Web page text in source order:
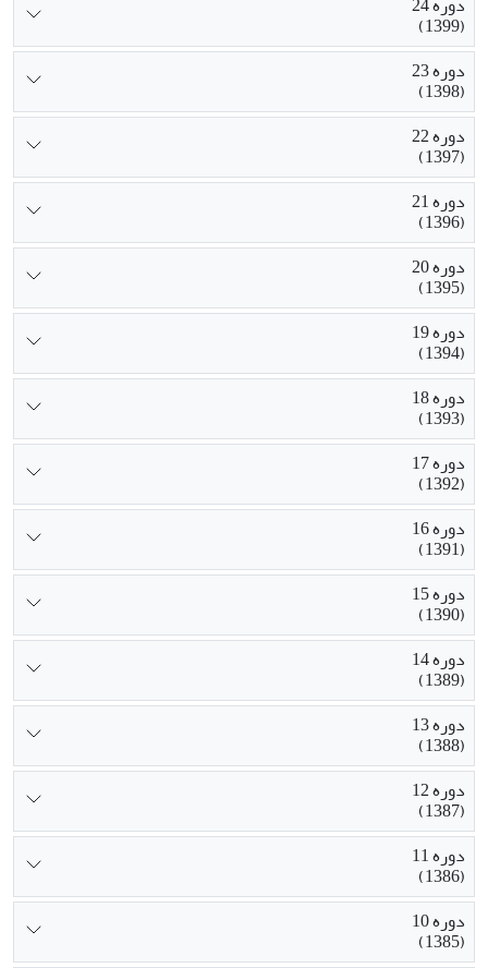
(1399)
دوره 23
(1398)
دوره 22
(1397)
دوره 21
(1396)
دوره 20
(1395)
دوره 19
(1394)
دوره 18
(1393)
دوره 17
(1392)
دوره 16
(1391)
دوره 15
(1390)
دوره 14
(1389)
دوره 13
(1388)
دوره 12
(1387)
دوره 11
(1386)
دوره 10
(1385)